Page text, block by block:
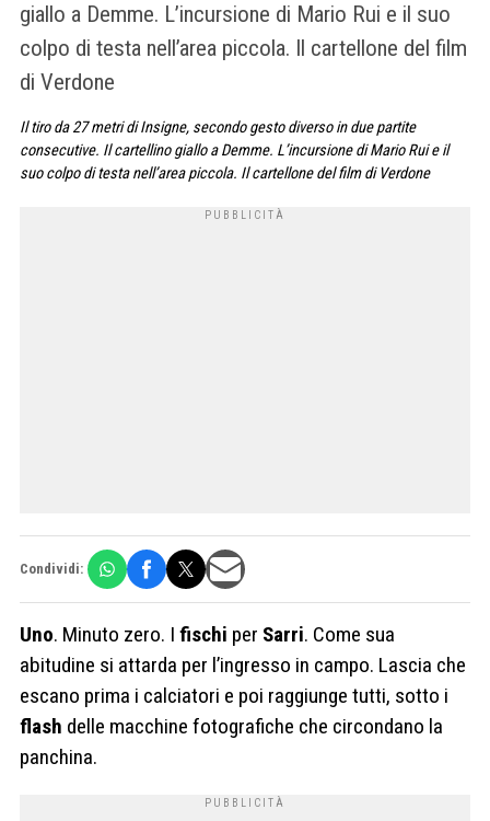
giallo a Demme. L’incursione di Mario Rui e il suo
colpo di testa nell’area piccola. Il cartellone del film
di Verdone
Il tiro da 27 metri di Insigne, secondo gesto diverso in due partite
consecutive. Il cartellino giallo a Demme. L’incursione di Mario Rui e il
suo colpo di testa nell’area piccola. Il cartellone del film di Verdone
Condividi:
Uno. Minuto zero. I fischi per Sarri. Come sua
abitudine si attarda per l’ingresso in campo. Lascia che
escano prima i calciatori e poi raggiunge tutti, sotto i
flash delle macchine fotografiche che circondano la
panchina.